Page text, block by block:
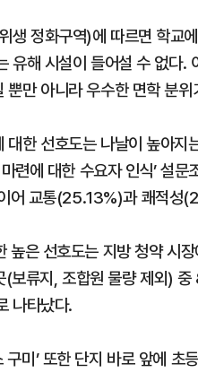
생 정화구역)에 따르면 학
유해 시설이 들어설 수 없다
만 아니라 우수한 면학 분
한 선호도는 나날이 높아
에 대한 수요자 인식’ 설문
어 교통(25.13%)과 쾌적성
높은 선호도는 지방 청약 시
보류지, 조합원 물량 제외)
나타났다.
구미’ 또한 단지 바로 앞에